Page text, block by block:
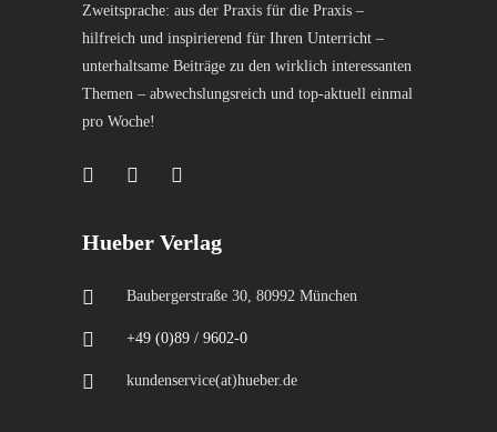
Zweitsprache: aus der Praxis für die Praxis –
hilfreich und inspirierend für Ihren Unterricht –
unterhaltsame Beiträge zu den wirklich interessanten
Themen – abwechslungsreich und top-aktuell einmal
pro Woche!
Hueber Verlag
Baubergerstraße 30, 80992 München
+49 (0)89 / 9602-0
kundenservice(at)hueber.de